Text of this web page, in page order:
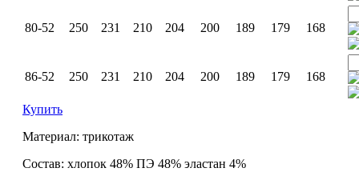
80-52 250 231 210 204 200 189 179 168
86-52 250 231 210 204 200 189 179 168
Купить
Материал: трикотаж
Состав: хлопок 48% ПЭ 48% эластан 4%